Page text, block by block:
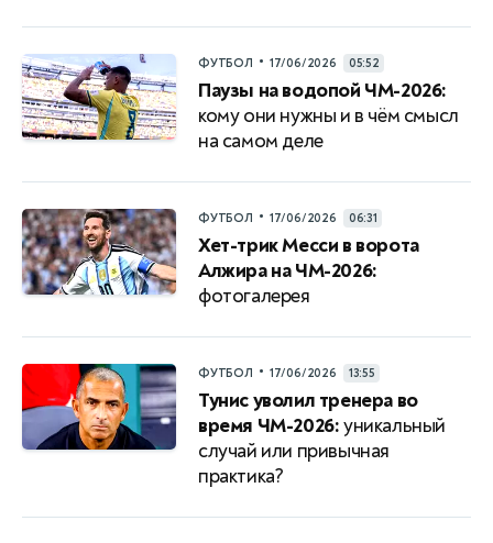
ФУТБОЛ • 17/06/2026 05:52
Паузы на водопой ЧМ-2026:
кому они нужны и в чём смысл
на самом деле
ФУТБОЛ • 17/06/2026 06:31
Хет-трик Месси в ворота
Алжира на ЧМ-2026:
фотогалерея
ФУТБОЛ • 17/06/2026 13:55
Тунис уволил тренера во
время ЧМ-2026:уникальный
случай или привычная
практика?